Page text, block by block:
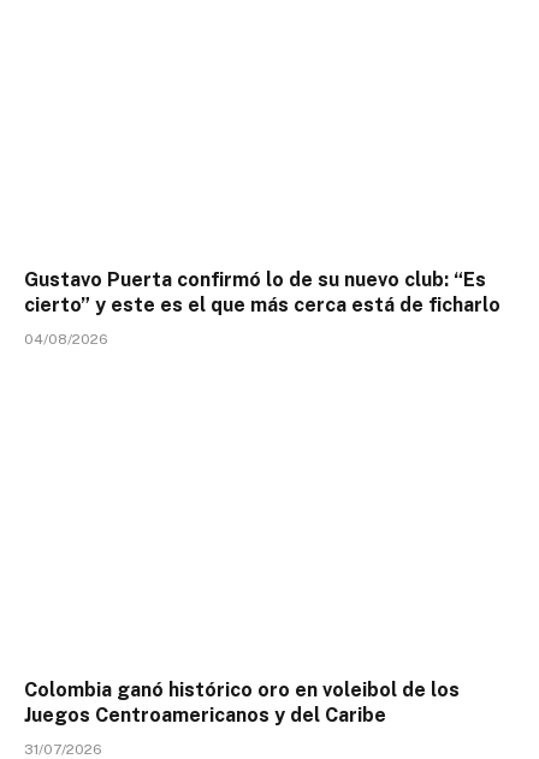
Gustavo Puerta confirmó lo de su nuevo club: “Es
cierto” y este es el que más cerca está de ficharlo
04/08/2026
Colombia ganó histórico oro en voleibol de los
Juegos Centroamericanos y del Caribe
31/07/2026